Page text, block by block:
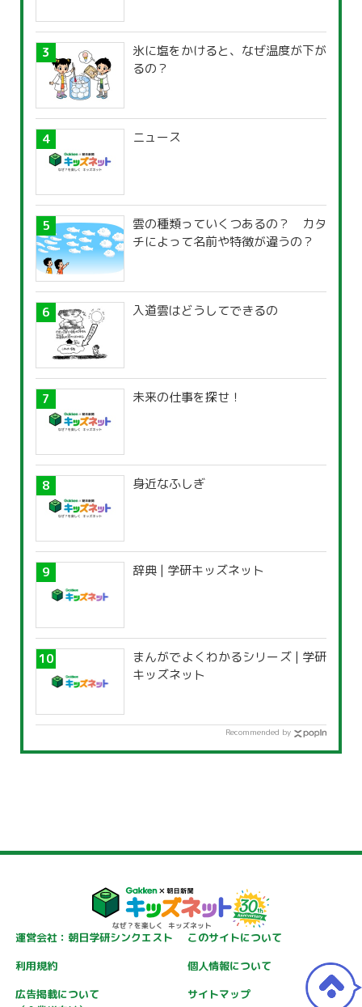
氷に塩をかけると、なぜ温度が下が
るの？
ニュース
雲の種類っていくつあるの？ カタ
チによって名前や特徴が違うの？
入道雲はどうしてできるの
未来の仕事を探せ！
身近なふしぎ
辞典 | 学研キッズネット
まんがでよくわかるシリーズ | 学研
キッズネット
Recommended by
運営会社：朝日学研シンクエスト
このサイトについて
利用規約
個人情報について
広告掲載について
サイトマップ